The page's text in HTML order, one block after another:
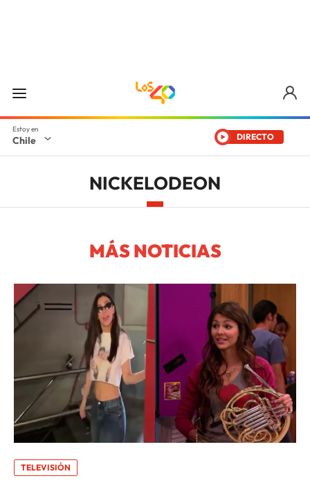
Chile DIRECTO
NICKELODEON
MÁS NOTICIAS
TELEVISIÓN